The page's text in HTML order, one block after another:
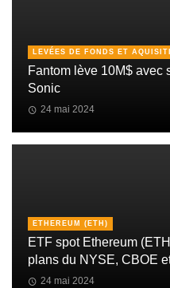
LEVÉES DE FONDS ET
Fantom lève 10M$ avec
Sonic
24 mai 2024
ETHEREUM (ETH)
ETF spot Ethereum
plans du NYSE, CBOE
24 mai 2024